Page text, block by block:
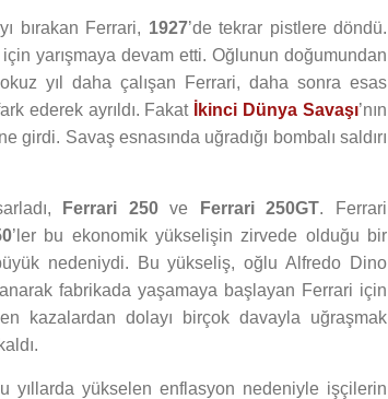
bırakan Ferrari, 1927’de tekrar pistlere döndü.
için yarışmaya devam etti. Oğlunun doğumundan
yıl daha çalışan Ferrari, daha sonra esas
ederek ayrıldı. Fakat
İkinci Dünya Savaşı’nın
Savaş esnasında uğradığı bombalı saldırı
Ferrari 250ve Ferrari 250GT. Ferrari
’ler bu ekonomik yükselişin zirvede olduğu bir
nedeniydi. Bu yükseliş, oğlu Alfredo Dino
fabrikada yaşamaya başlayan Ferrari için
kazalardan dolayı birçok davayla uğraşmak
yükselen enflasyon nedeniyle işçilerin